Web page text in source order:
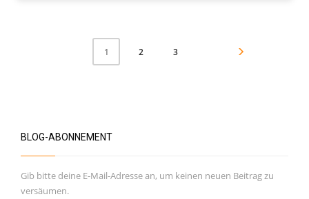
1 2 3
BLOG-ABONNEMENT
Gib bitte deine E-Mail-Adresse an, um keinen neuen Beitrag zu
versäumen.